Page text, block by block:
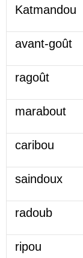
Katmandou
avant-goût
ragoût
marabout
caribou
saindoux
radoub
ripou